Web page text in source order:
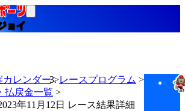
ョイ
カレンダー
レースプログラム
払戻金一覧
年11月12日 レース結果詳細